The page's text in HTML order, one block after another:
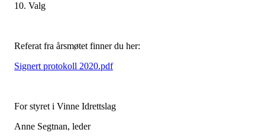
10. Valg
Referat fra årsmøtet finner du her:
Signert protokoll 2020.pdf
For styret i Vinne Idrettslag
Anne Segtnan, leder